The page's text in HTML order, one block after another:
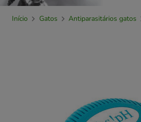
Início Gatos Antiparasitários gatos